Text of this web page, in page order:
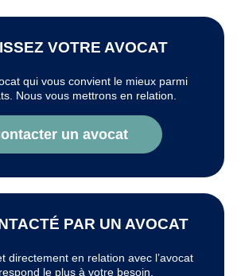
VOTRE AVOCAT
qui vous convient le mieux parmi
Nous vous mettrons en relation.
un avocat
PAR UN AVOCAT
directement en relation avec l’avocat
le plus à votre besoin.